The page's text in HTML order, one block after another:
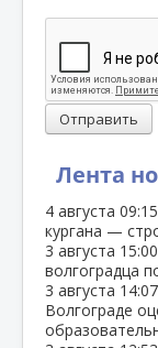
Лента
4 августа 09:15
кургана —
3 августа 15:00
волгоградца
3 августа 14:07
Волгограде
Отправить